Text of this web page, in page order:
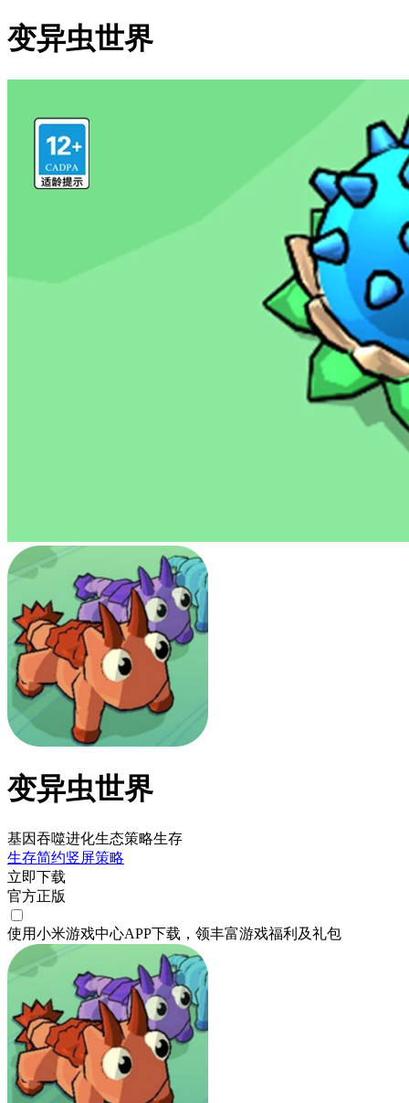
变异虫世界
变异虫世界
基因吞噬进化生态策略生存
生存简约竖屏策略
立即下载
官方正版
使用小米游戏中心APP下载 ，领丰富游戏福利 及礼包